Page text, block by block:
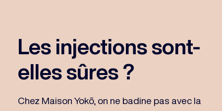
Les injections sont-
elles sûres ?
Chez Maison Yokō, on ne badine pas avec la